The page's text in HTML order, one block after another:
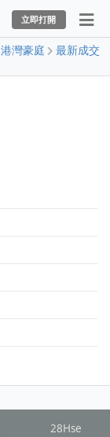
立即打開
港灣豪庭
最新成交
28Hse